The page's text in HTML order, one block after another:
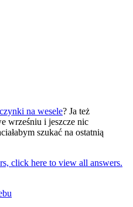
na wesele? Ja też
wrześniu i jeszcze nic
szukać na ostatnią
click here to view all answers.